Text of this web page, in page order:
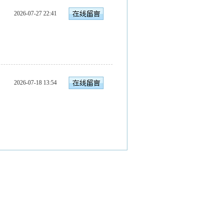
2026-07-27 22:41
2026-07-18 13:54